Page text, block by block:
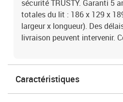
sécurité TRUSTY. Garanti 5
totales du lit : 186 x 129 x
largeur x longueur). Des
livraison peuvent intervenir.
Caractéristiques